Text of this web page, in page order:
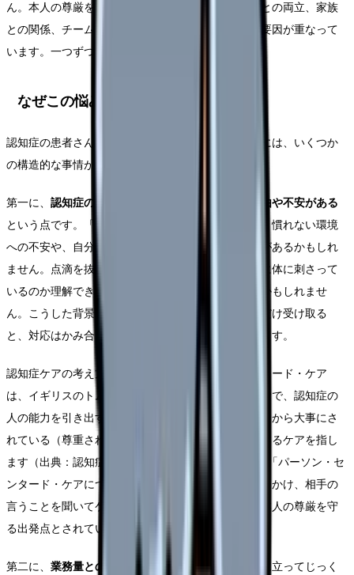
ん。本人の尊厳をどう守るかという難しさ、業務量との両立、家族
との関係、チームでの方針共有の不足など、複数の要因が重なって
います。一つずつ整理していきましょう。
なぜこの悩みが生まれるのか
認知症の患者さんへの対応がつらく感じられる背景には、いくつか
の構造的な事情があります。
第一に、 認知症のある方の言動には、本人なりの理由や不安がある
という点です。「家に帰る」という訴えの背景には、慣れない環境
への不安や、自分の役割を果たしたいという気持ちがあるかもしれ
ません。点滴を抜いてしまうのは、それが何のために体に刺さって
いるのか理解できず、不快や恐怖を感じているからかもしれませ
ん。こうした背景を考えずに「困った行動」としてだけ受け取る
と、対応はかみ合わず、看護師も患者さんも消耗します。
認知症ケアの考え方として知られるパーソン・センタード・ケア
は、イギリスのトム・キットウッド氏が提唱した概念で、認知症の
人の能力を引き出すだけでなく、その人自身が「周りから大事にさ
れている（尊重されている）」と感じられるようにするケアを指し
ます（出典：認知症介護情報ネットワーク〈DCnet〉「パーソン・セ
ンタード・ケアについて」）。名前で呼びかけ、声をかけ、相手の
言うことを聞いてケアする。この基本的な姿勢が、本人の尊厳を守
る出発点とされています。
第二に、 業務量との両立の難しさ
です。本人の視点に立ってじっく